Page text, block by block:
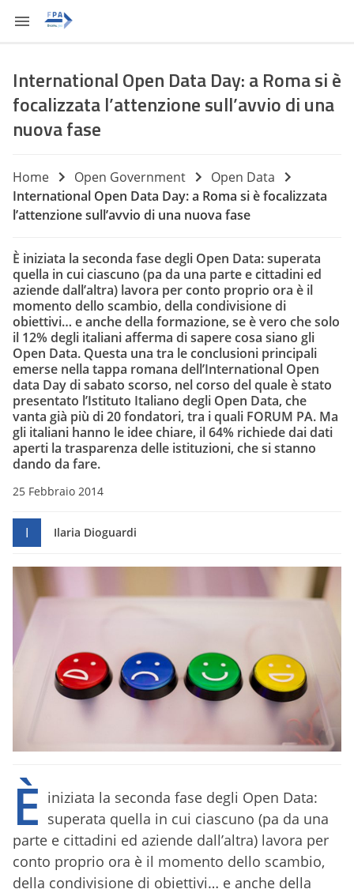
International Open Data Day: a Roma si è
focalizzata l’attenzione sull’avvio di una
nuova fase
Home Open Government
Open Data
International Open Data Day: a Roma si è focalizzata
l’attenzione sull’avvio di una nuova fase
È iniziata la seconda fase degli Open Data: superata
quella in cui ciascuno (pa da una parte e cittadini ed
aziende dall’altra) lavora per conto proprio ora è il
momento dello scambio, della condivisione di
obiettivi… e anche della formazione, se è vero che solo
il 12% degli italiani afferma di sapere cosa siano gli
Open Data. Questa una tra le conclusioni principali
emerse nella tappa romana dell’International Open
data Day di sabato scorso, nel corso del quale è stato
presentato l’Istituto Italiano degli Open Data, che
vanta già più di 20 fondatori, tra i quali FORUM PA. Ma
gli italiani hanno le idee chiare, il 64% richiede dai dati
aperti la trasparenza delle istituzioni, che si stanno
dando da fare.
25 Febbraio 2014
I Ilaria Dioguardi
È iniziata la seconda fase degli Open Data:
superata quella in cui ciascuno (pa da una
parte e cittadini ed aziende dall’altra) lavora per
conto proprio ora è il momento dello scambio,
della condivisione di obiettivi… e anche della